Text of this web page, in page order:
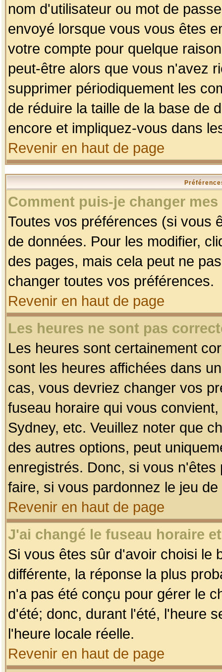
nom d'utilisateur ou mot de
envoyé lorsque vous vous êtes
votre compte pour quelque
peut-être alors que vous n'avez
supprimer périodiquement les
de réduire la taille de la base de
encore et impliquez-vous dans
Revenir en haut de page
Comment puis-je changer
Toutes vos préférences (si vous
de données. Pour les modifier,
des pages, mais cela peut ne
changer toutes vos préférences.
Revenir en haut de page
Les heures ne sont pas
Les heures sont certainement
sont les heures affichées dans
cas, vous devriez changer vos
fuseau horaire qui vous
Sydney, etc. Veuillez noter que
des autres options, peut
enregistrés. Donc, si vous
faire, si vous pardonnez le jeu
Revenir en haut de page
J'ai changé le fuseau horaire
Si vous êtes sûr d'avoir choisi le
différente, la réponse la plus
n'a pas été conçu pour gérer le
d'été; donc, durant l'été, l'heure
l'heure locale réelle.
Revenir en haut de page